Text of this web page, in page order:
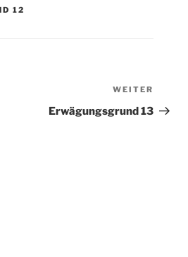
12
Beitrag
WEITER
Erwägungsgrund 13